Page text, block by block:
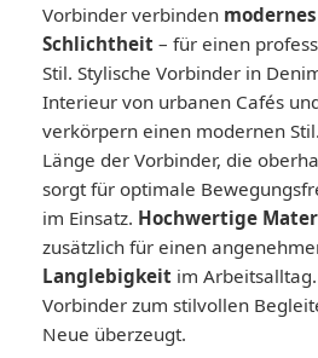
Vorbinder verbinden
Schlichtheit – für einen
Stil. Stylische Vorbinder in
Interieur von urbanen Cafés
verkörpern einen modernen
Länge der Vorbinder, die
sorgt für optimale
im Einsatz. Hochwertige
zusätzlich für einen
Langlebigkeit im
Vorbinder zum stilvollen
Neue überzeugt.